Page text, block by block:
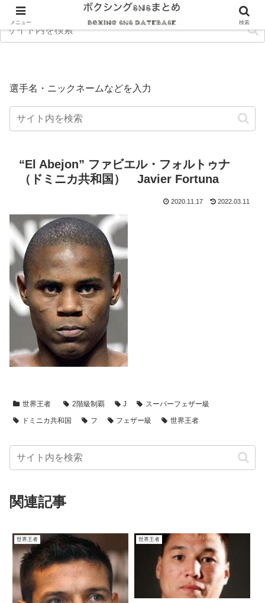
選手名・ニックネームなどを入力
“El Abejon” ファビエル・フォルトゥナ
（ドミニカ共和国） Javier Fortuna
2020.11.17 2022.03.11
世界王者 2階級制覇 J
スーパーフェザー級
ドミニカ共和国
フ フェザー級 世界王者
関連記事
世界王者 世界王者
メニュー 検索